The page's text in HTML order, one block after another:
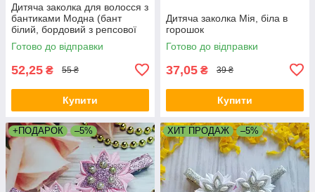
Дитяча заколка для волосся з
бантиками Модна (бант
білий, бордовий з репсової
стрічки, банти на голову
канзаші)
Готово до відправки
52,25 ₴ 55 ₴
Купити
Дитяча заколка Мія, біла в
горошок
Готово до відправки
37,05 ₴ 39 ₴
Купити
+ПОДАРОК –5% ХИТ ПРОДАЖ –5%